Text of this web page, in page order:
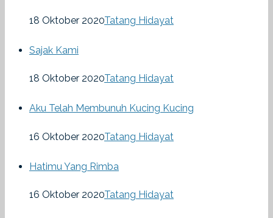
18 Oktober 2020Tatang Hidayat
Sajak Kami
18 Oktober 2020Tatang Hidayat
Aku Telah Membunuh Kucing Kucing
16 Oktober 2020Tatang Hidayat
Hatimu Yang Rimba
16 Oktober 2020Tatang Hidayat